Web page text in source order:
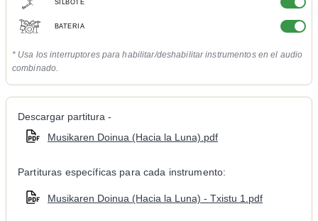
SILBOTE
BATERIA
* Usa los interruptores para habilitar/deshabilitar instrumentos en el audio
combinado.
Descargar partitura -
Musikaren Doinua (Hacia la Luna).pdf
Partituras específicas para cada instrumento:
Musikaren Doinua (Hacia la Luna) - Txistu 1.pdf